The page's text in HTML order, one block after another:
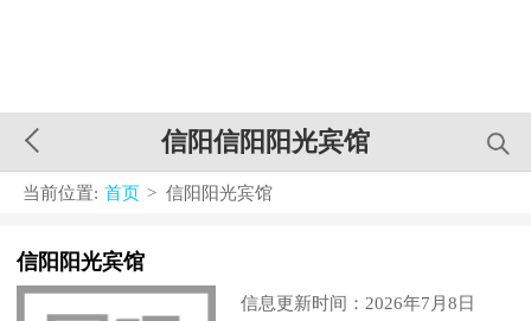
信阳信阳阳光宾馆
当前位置: 首页 > 信阳阳光宾馆
信阳阳光宾馆
信息更新时间：2026年7月8日